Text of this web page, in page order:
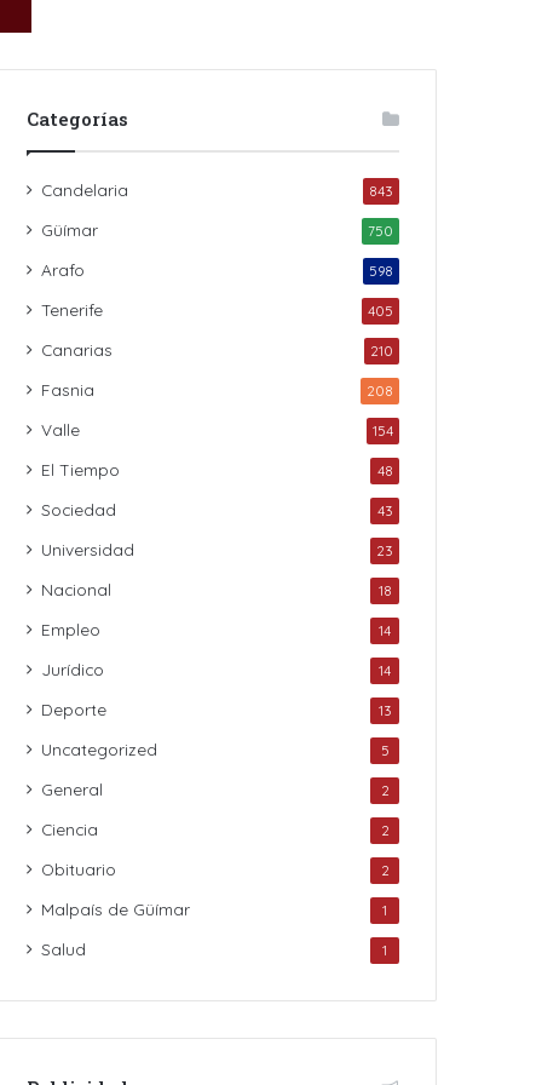
Categorías
Candelaria 843
Güímar 750
Arafo 598
Tenerife 405
Canarias 210
Fasnia 208
Valle 154
El Tiempo 48
Sociedad 43
Universidad 23
Nacional 18
Empleo 14
Jurídico 14
Deporte 13
Uncategorized 5
General 2
Ciencia 2
Obituario 2
Malpaís de Güímar 1
Salud 1